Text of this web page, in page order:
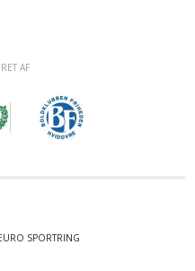
AF
SPORTRING